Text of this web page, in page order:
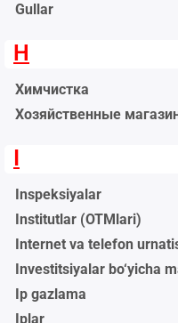
Gullar
H
Химчистка
Хозяйственные
I
Inspeksiyalar
Institutlar (OTMlari)
Internet va telefon
Investitsiyalar bo‘yicha
Ip gazlama
Iplar